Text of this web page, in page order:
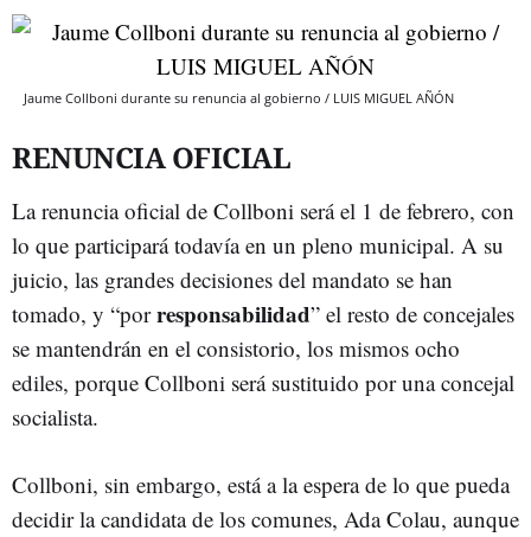
Jaume Collboni durante su renuncia al gobierno / LUIS MIGUEL AÑÓN
RENUNCIA OFICIAL
La renuncia oficial de Collboni será el 1 de febrero, con
lo que participará todavía en un pleno municipal. A su
juicio, las grandes decisiones del mandato se han
tomado, y “porresponsabilidad” el resto de concejales
se mantendrán en el consistorio, los mismos ocho
ediles, porque Collboni será sustituido por una concejal
socialista.
Collboni, sin embargo, está a la espera de lo que pueda
decidir la candidata de los comunes, Ada Colau, aunque